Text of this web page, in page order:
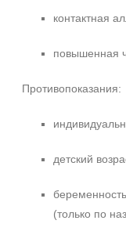
контактная
повышенная
Противопоказания:
детский
(только по